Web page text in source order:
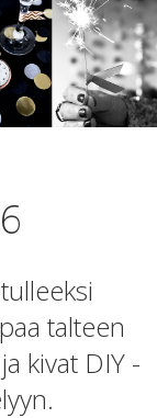
talteen
kivat DIY -